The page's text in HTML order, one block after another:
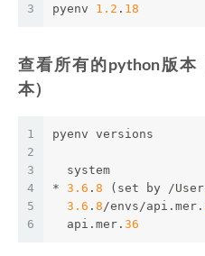
3
pyenv 1.2 . 18
查看所有的python版本
本）
1
2
3
4
5
6
pyenv versions
  system
* 3.6 . 8 (set by /
3.6 . 8/envs/api.mer.
  api.mer.
36